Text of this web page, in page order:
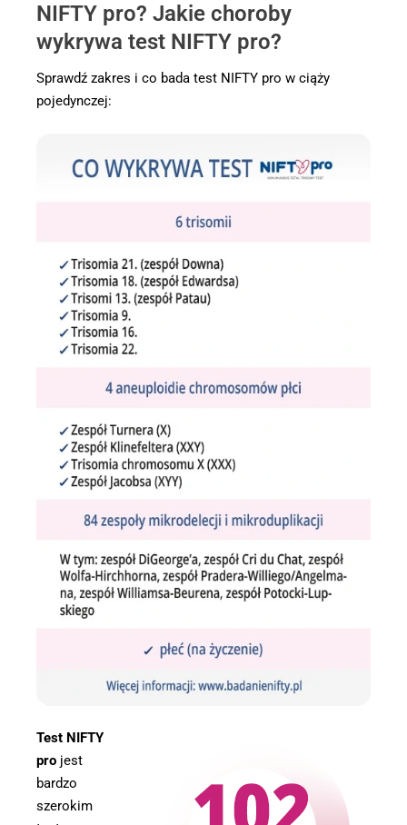
NIFTY pro? Jakie choroby
wykrywa test NIFTY pro?
Sprawdź zakres i co bada test NIFTY pro w ciąży
pojedynczej:
Test NIFTY
pro jest
bardzo
szerokim